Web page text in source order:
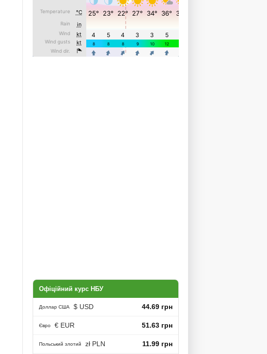
Офіційний курс НБУ
Доллар США $ USD 44.69 грн
Євро € EUR 51.63 грн
Польський злотий zł PLN 11.99 грн